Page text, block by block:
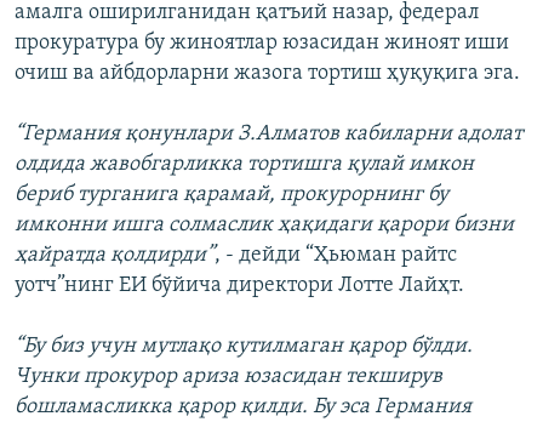
амалга оширилганидан қатъий назар, федерал
прокуратура бу жиноятлар юзасидан жиноят иши
очиш ва айбдорларни жазога тортиш ҳуқуқига эга.
“Германия қонунлари З.Алматов кабиларни адолат
олдида жавобгарликка тортишга қулай имкон
бериб турганига қарамай, прокурорнинг бу
имконни ишга солмаслик ҳақидаги қарори бизни
ҳайратда қолдирди”, - дейди “Ҳьюман райтс
уотч”нинг ЕИ бўйича директори Лотте Лайҳт.
“Бу биз учун мутлақо кутилмаган қарор бўлди.
Чунки прокурор ариза юзасидан текширув
бошламасликка қарор қилди. Бу эса Германия